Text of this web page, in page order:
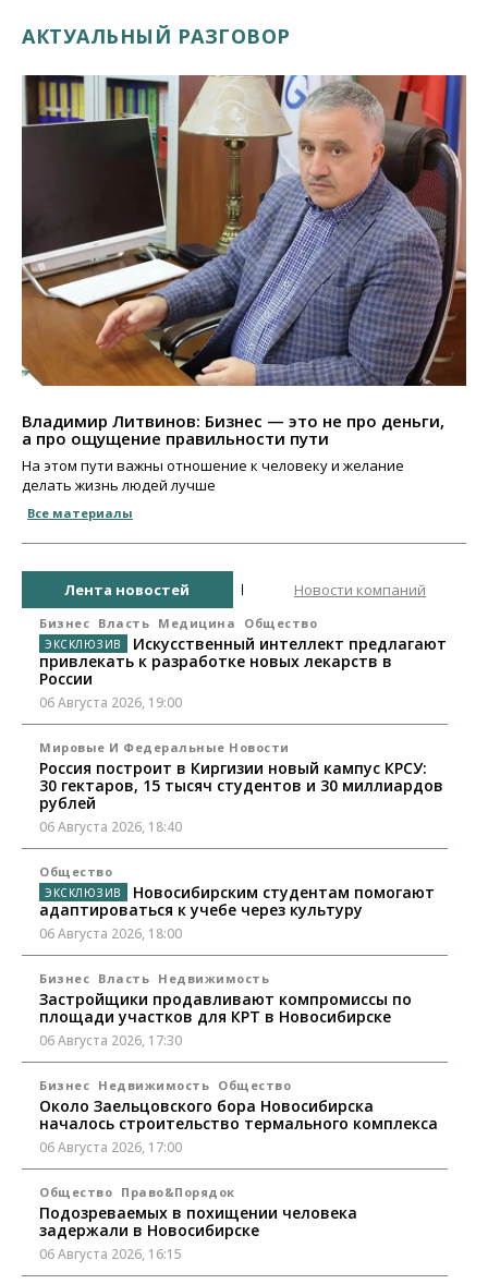
АКТУАЛЬНЫЙ РАЗГОВОР
Владимир Литвинов: Бизнес — это не про деньги,
а про ощущение правильности пути
На этом пути важны отношение к человеку и желание
делать жизнь людей лучше
Все материалы
Лента новостей Новости компаний
Бизнес Власть Медицина Общество
Искусственный интеллект предлагают
привлекать к разработке новых лекарств в
России
06 Августа 2026, 19:00
Мировые И Федеральные Новости
Россия построит в Киргизии новый кампус КРСУ:
30 гектаров, 15 тысяч студентов и 30 миллиардов
рублей
06 Августа 2026, 18:40
Общество
Новосибирским студентам помогают
адаптироваться к учебе через культуру
06 Августа 2026, 18:00
Бизнес Власть Недвижимость
Застройщики продавливают компромиссы по
площади участков для КРТ в Новосибирске
06 Августа 2026, 17:30
Бизнес Недвижимость Общество
Около Заельцовского бора Новосибирска
началось строительство термального комплекса
06 Августа 2026, 17:00
Общество Право&Порядок
Подозреваемых в похищении человека
задержали в Новосибирске
06 Августа 2026, 16:15